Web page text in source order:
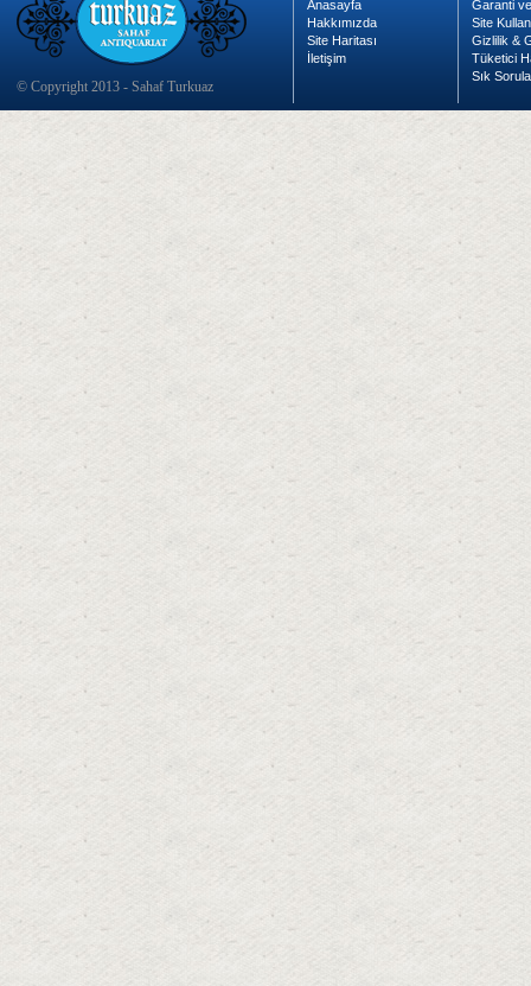
© Copyright 2013 - Sahaf Turkuaz
Anasayfa
Hakkımızda
Site Haritası
İletişim
Garanti
Site
Gizlilik &
Tüketici
Sık